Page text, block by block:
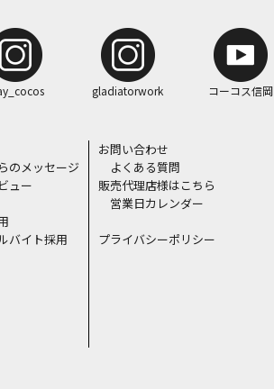
gladiatorwork コーコス信岡
のメッセージ
ュー
バイト採用
お問い合わせ
よくある質問
販売代理店様はこちら
営業日カレンダー
プライバシーポリシー